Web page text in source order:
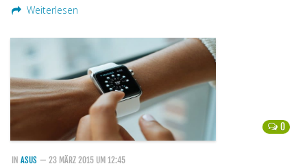
Weiterlesen
0
IN ASUS — 23 MÄRZ 2015 UM 12:45